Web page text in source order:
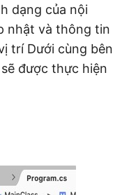
dạng của nội
nhật và thông tin
trí Dưới cùng bên
được thực hiện